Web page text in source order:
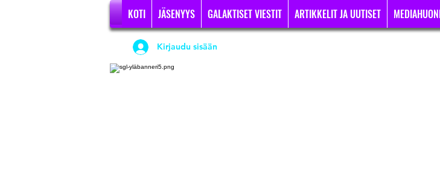
KOTI JÄSENYYS GALAKTISET VIESTIT ARTIKKELIT JA UUTISET
Kirjaudu sisään